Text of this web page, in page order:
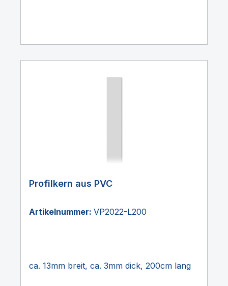
Profilkern aus PVC
Artikelnummer: VP2022-L200
ca. 13mm breit, ca. 3mm dick, 200cm lang